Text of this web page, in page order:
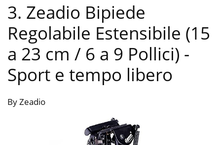
3. Zeadio Bipiede
Regolabile Estensibile (15
a 23 cm / 6 a 9 Pollici) -
Sport e tempo libero
By Zeadio